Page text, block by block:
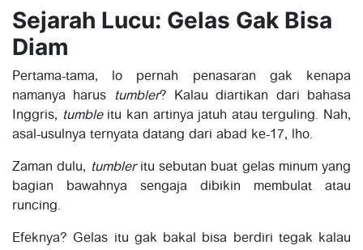
Sejarah Lucu: Gelas Gak Bisa
Diam
Pertama-tama, lo pernah penasaran gak kenapa
namanya harus
tumbler? Kalau diartikan dari bahasa
Inggris, tumbleitu kan artinya jatuh atau terguling. Nah,
asal-usulnya ternyata datang dari abad ke-17, lho.
Zaman dulu, tumbleritu sebutan buat gelas minum yang
bagian bawahnya sengaja dibikin membulat atau
runcing.
Efeknya? Gelas itu gak bakal bisa berdiri tegak kalau